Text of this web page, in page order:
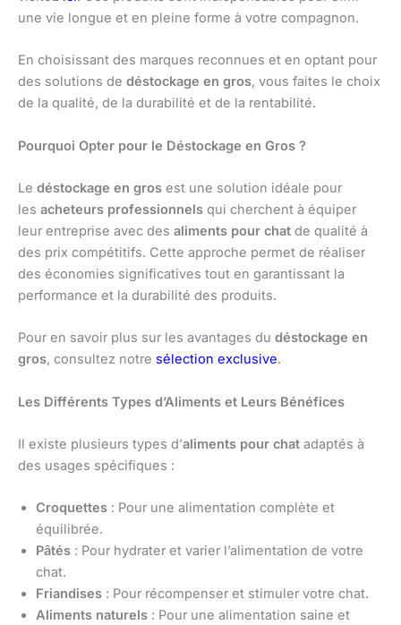
une vie longue et en pleine forme à votre compagnon.
En choisissant des marques reconnues et en optant pour
des solutions de déstockage en gros, vous faites le choix
de la qualité, de la durabilité et de la rentabilité.
Pourquoi Opter pour le Déstockage en Gros ?
Le déstockage en gros est une solution idéale pour
les acheteurs professionnels qui cherchent à équiper
leur entreprise avec des aliments pour chat de qualité à
des prix compétitifs. Cette approche permet de réaliser
des économies significatives tout en garantissant la
performance et la durabilité des produits.
Pour en savoir plus sur les avantages du déstockage en
gros, consultez notre sélection exclusive.
Les Différents Types d’Aliments et Leurs Bénéfices
Il existe plusieurs types d’aliments pour chat adaptés à
des usages spécifiques :
Croquettes : Pour une alimentation complète et
équilibrée.
Pâtés : Pour hydrater et varier l’alimentation de votre
chat.
Friandises : Pour récompenser et stimuler votre chat.
Aliments naturels : Pour une alimentation saine et